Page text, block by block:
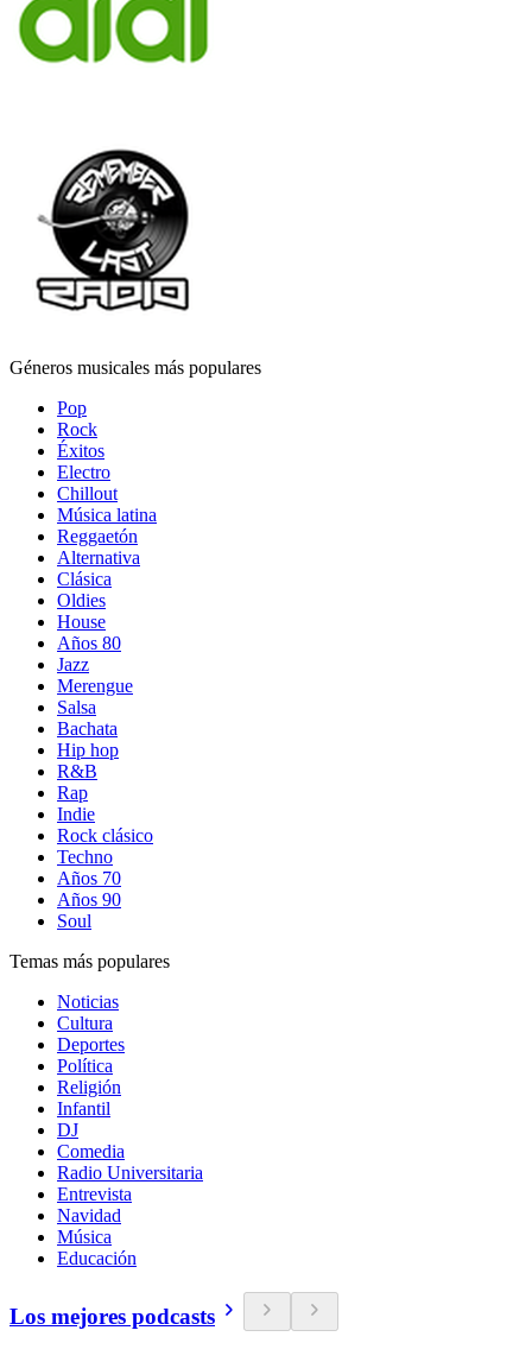
Géneros musicales más populares
Pop
Rock
Éxitos
Electro
Chillout
Música latina
Reggaetón
Alternativa
Clásica
Oldies
House
Años 80
Jazz
Merengue
Salsa
Bachata
Hip hop
R&B
Rap
Indie
Rock clásico
Techno
Años 70
Años 90
Soul
Temas más populares
Noticias
Cultura
Deportes
Política
Religión
Infantil
DJ
Comedia
Radio Universitaria
Entrevista
Navidad
Música
Educación
Los mejores podcasts